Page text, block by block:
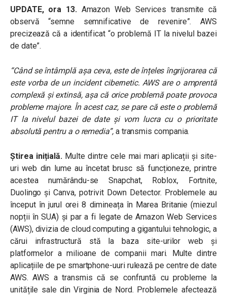
UPDATE, ora 13.Amazon Web Services transmite că
observă “semne semnificative de revenire”. AWS
precizează că a identificat “o problemă IT la nivelul bazei
de date”.
“Când se întâmplă așa ceva, este de înțeles îngrijorarea că
este vorba de un incident cibernetic. AWS are o amprentă
complexă și extinsă, așa că orice problemă poate provoca
probleme majore. În acest caz, se pare că este o problemă
IT la nivelul bazei de date și vom lucra cu o prioritate
absolută pentru a o remedia”,a transmis compania.
Știrea inițială. Multe dintre cele mai mari aplicații și site-
uri web din lume au încetat brusc să funcționeze, printre
acestea numărându-se Snapchat, Roblox, Fortnite,
Duolingo și Canva, potrivit Down Detector. Problemele au
început în jurul orei 8 dimineața în Marea Britanie (miezul
nopții în SUA) și par a fi legate de Amazon Web Services
(AWS), divizia de cloud computing a gigantului tehnologic, a
cărui infrastructură stă la baza site-urilor web și
platformelor a milioane de companii mari. Multe dintre
aplicațiile de pe smartphone-uuri rulează pe centre de date
AWS. AWS a transmis că se confruntă cu probleme la
unitățile sale din Virginia de Nord. Problemele afectează